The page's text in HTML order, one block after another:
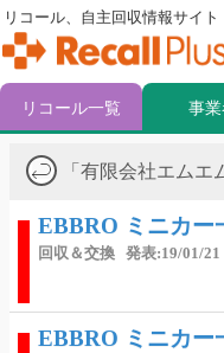
「有限会社エム
EBBRO ミニカー
回収＆交換 発表:19/01/21
EBBRO ミニカー
リコール、自主回収情報サイト
リコール一覧 事